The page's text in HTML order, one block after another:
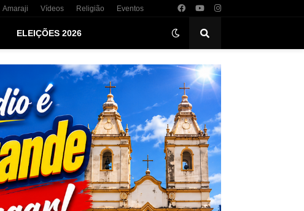
Amaraji Vídeos Religião Eventos
ELEIÇÕES 2026